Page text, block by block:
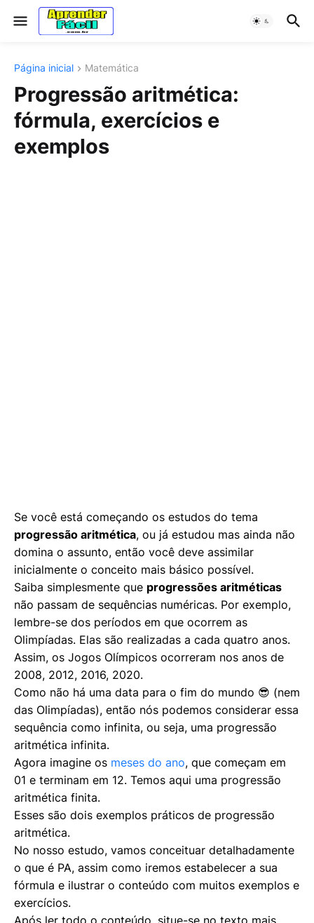
Página inicial Matemática
Progressão aritmética:
fórmula, exercícios e
exemplos
Se você está começando os estudos do tema
progressão aritmética, ou já estudou mas ainda não
domina o assunto, então você deve assimilar
inicialmente o conceito mais básico possível.
Saiba simplesmente que progressões aritméticas
não passam de sequências numéricas. Por exemplo,
lembre-se dos períodos em que ocorrem as
Olimpíadas. Elas são realizadas a cada quatro anos.
Assim, os Jogos Olímpicos ocorreram nos anos de
2008, 2012, 2016, 2020.
Como não há uma data para o fim do mundo 😎 (nem
das Olimpíadas), então nós podemos considerar essa
sequência como infinita, ou seja, uma progressão
aritmética infinita.
Agora imagine os meses do ano, que começam em
01 e terminam em 12. Temos aqui uma progressão
aritmética finita.
Esses são dois exemplos práticos de progressão
aritmética.
No nosso estudo, vamos conceituar detalhadamente
o que é PA, assim como iremos estabelecer a sua
fórmula e ilustrar o conteúdo com muitos exemplos e
exercícios.